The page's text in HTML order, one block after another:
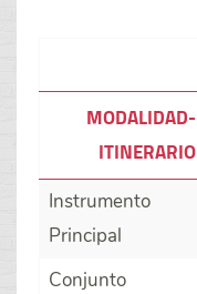
MODALIDAD-
ITINERARIO
Instrumento
Principal
Conjunto